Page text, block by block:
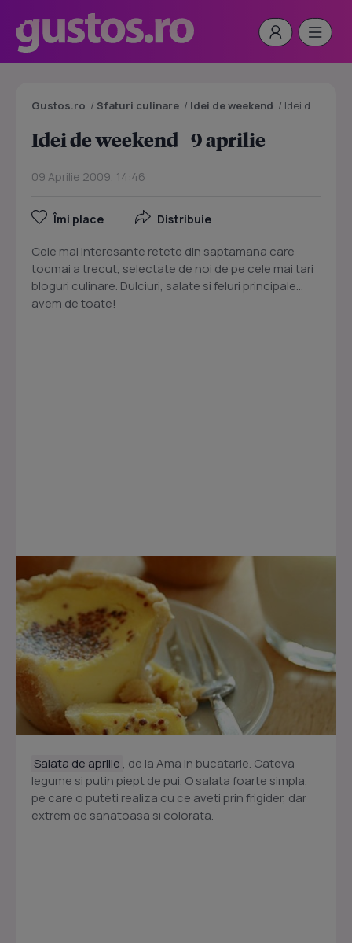
Gustos.ro / Sfaturi culinare / Idei de weekend / Idei de weekend - 9 aprilie
Idei de weekend - 9 aprilie
09 Aprilie 2009, 14:46
Îmi place Distribuie
Cele mai interesante retete din saptamana care
tocmai a trecut, selectate de noi de pe cele mai tari
bloguri culinare. Dulciuri, salate si feluri principale...
avem de toate!
Salata de aprilie , de la Ama in bucatarie. Cateva
legume si putin piept de pui. O salata foarte simpla,
pe care o puteti realiza cu ce aveti prin frigider, dar
extrem de sanatoasa si colorata.